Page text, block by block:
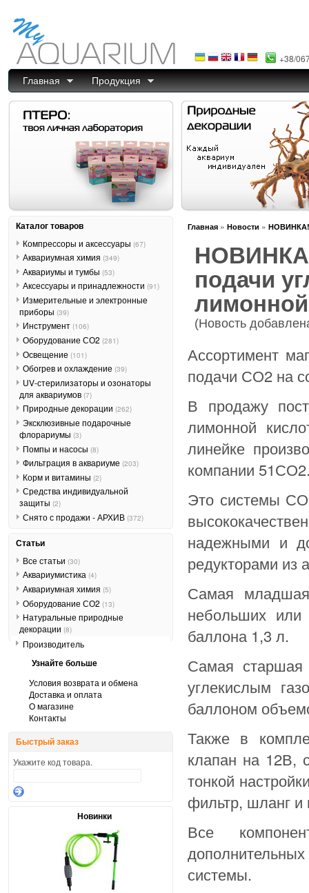
+38/
Главная Продукция
Главная » Новости » НОВИНКА!!
подачи
(Новость
Ассортимент
подачи СО2 на
В продажу
лимонной
линейке
компании
Это системы
надежными и
редукторами из
Самая
небольших или
баллона 1,3 л.
Самая
углекислым
баллоном
Также в
клапан на 12В,
тонкой
фильтр, шланг и
Все
системы.
Каталог товаров
Компрессоры и аксессуары (67)
Аквариумная химия (349)
Аквариумы и тумбы (53)
Аксессуары и принадлежности (91)
Измерительные и электронные
приборы (39)
Инструмент (106)
Оборудование СО2 (281)
Освещение (101)
Обогрев и охлаждение (39)
UV-стерилизаторы и озонаторы
для аквариумов (7)
Природные декорации (262)
Эксклюзивные подарочные
флорариумы (3)
Помпы и насосы (8)
Фильтрация в аквариуме (203)
Корм и витамины (2)
Средства индивидуальной
защиты (2)
Снято с продажи - АРХИВ (372)
Статьи
Все статьи (30)
Аквариумистика (4)
Аквариумная химия (5)
Оборудование СО2 (13)
Натуральные природные
декорации (8)
Производитель
Узнайте больше
Условия возврата и обмена
Доставка и оплата
О магазине
Контакты
Быстрый заказ
Укажите код товара.
Новинки